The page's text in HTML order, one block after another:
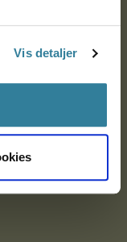
Vis detaljer